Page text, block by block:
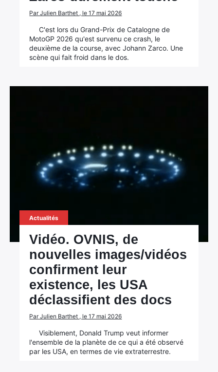
Par Julien Barthet , le 17 mai 2026
C'est lors du Grand-Prix de Catalogne de
MotoGP 2026 qu'est survenu ce crash, le
deuxième de la course, avec Johann Zarco. Une
scène qui fait froid dans le dos.
Actualités
Vidéo. OVNIS, de
nouvelles images/vidéos
confirment leur
existence, les USA
déclassifient des docs
Par Julien Barthet , le 17 mai 2026
Visiblement, Donald Trump veut informer
l'ensemble de la planète de ce qui a été observé
par les USA, en termes de vie extraterrestre.